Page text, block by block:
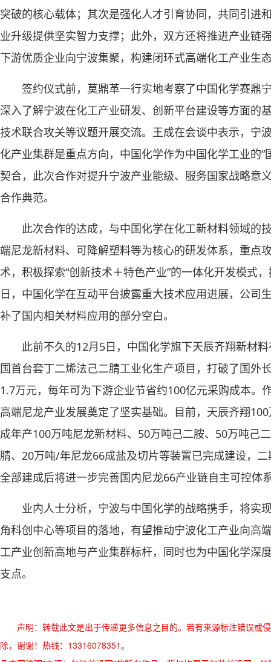
突破的核心载体；其次是强化人才引育协同，共同引进
业升级提供坚实智力支撑；此外，双方还将推进产业链
下游优质企业向宁波集聚，构建闭环式高端化工产业生
签约仪式前，莫鼎革一行实地考察了中国化学赛鼎
深入了解宁波在化工产业研发、创新平台建设等方面的
技术联合攻关等议题开展交流。王成在会谈中表示，宁
化产业集群是重点方向，中国化学作为中国化学工业的
契合，此次合作对提升宁波产业能级、服务国家战略意
合作典范。
此次合作的达成，与中国化学在化工新材料领域的
端尼龙新材料、可降解塑料等为核心的研发体系，重点
术，积极探索“创新技术＋特色产业”的一体化开发模式
日，中国化学在互动平台披露重大技术应用进展，公
补了国内相关材料应用的部分空白。
此前不久的12月5日，中国化学旗下天辰齐翔新材
国首台套丁二烯法己二腈工业化生产项目，打破了国外
1.7万元，每年可为下游企业节省约100亿元采购成本。
高端尼龙产业发展奠定了坚实基础。目前，天辰齐翔
成年产100万吨尼龙新材料、50万吨己二胺、50万吨己
腈、20万吨/年尼龙66成盐及切片等装置已完成建设，
全部建成后将进一步完善国内尼龙66产业链自主可控体
业内人士分析，宁波与中国化学的战略携手，将实
角科创中心等项目的落地，有望推动宁波化工产业向高
工产业创新高地与产业集群标杆，同时也为中国化学深
支点。
声明：转载此文是出于传递更多信息之目的。若有来源标注错误或
除，谢谢！热线：13316078351。